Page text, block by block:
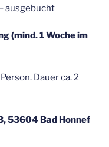
ausgebucht
(mind. 1 Woche im
Dauer ca. 2
53604 Bad Honnef